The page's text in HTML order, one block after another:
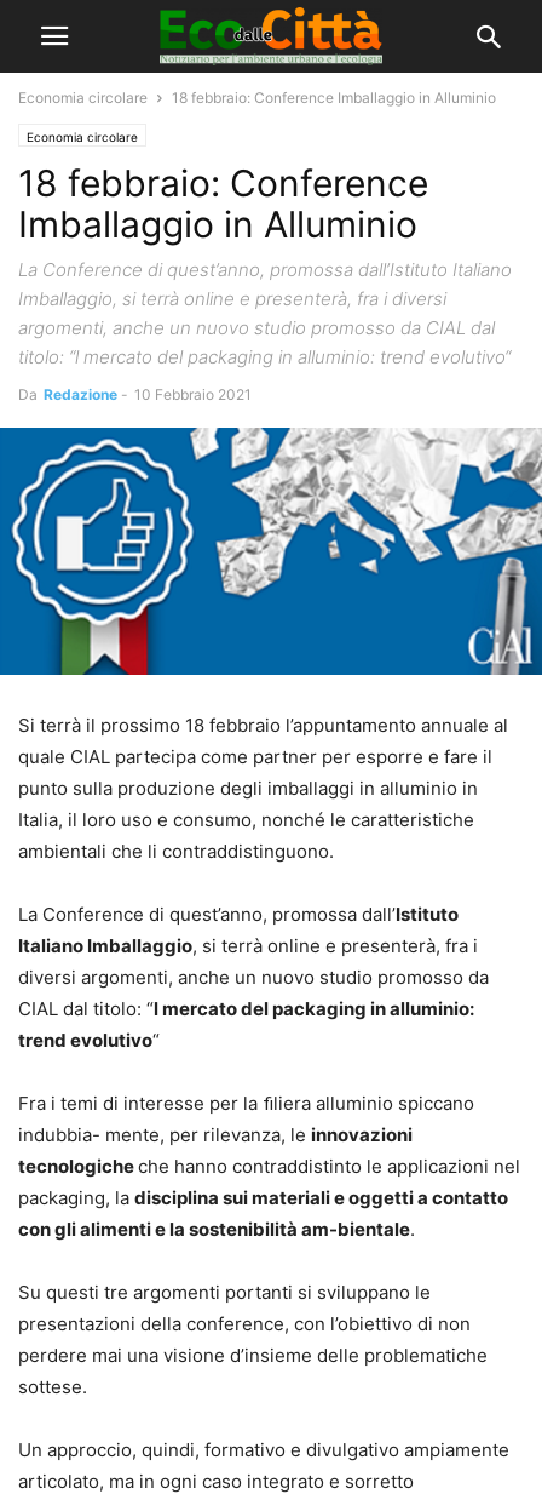
Economia circolare 18 febbraio: Conference Imballaggio in Alluminio
Economia circolare
18 febbraio: Conference
Imballaggio in Alluminio
La Conference di quest’anno, promossa dall’Istituto Italiano
Imballaggio, si terrà online e presenterà, fra i diversi
argomenti, anche un nuovo studio promosso da CIAL dal
titolo: “l mercato del packaging in alluminio: trend evolutivo“
Da Redazione - 10 Febbraio 2021
Si terrà il prossimo 18 febbraio l’appuntamento annuale al
quale CIAL partecipa come partner per esporre e fare il
punto sulla produzione degli imballaggi in alluminio in
Italia, il loro uso e consumo, nonché le caratteristiche
ambientali che li contraddistinguono.
La Conference di quest’anno, promossa dall’Istituto
Italiano Imballaggio, si terrà online e presenterà, fra i
diversi argomenti, anche un nuovo studio promosso da
CIAL dal titolo: “l mercato del packaging in alluminio:
trend evolutivo“
Fra i temi di interesse per la ﬁliera alluminio spiccano
indubbia- mente, per rilevanza, le innovazioni
tecnologicheche hanno contraddistinto le applicazioni nel
packaging, la disciplina sui materiali e oggetti a contatto
con gli alimenti e la sostenibilità am-bientale.
Su questi tre argomenti portanti si sviluppano le
presentazioni della conference, con l’obiettivo di non
perdere mai una visione d’insieme delle problematiche
sottese.
Un approccio, quindi, formativo e divulgativo ampiamente
articolato, ma in ogni caso integrato e sorretto